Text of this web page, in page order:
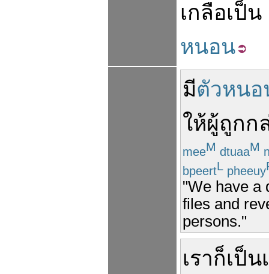
เกลือเป็น
หนอน
มีตัวหนอ
ให้ผู้ถูกก
meeM dtuaaM
bpeertL pheeuy
"We have a
files and
persons."
เราก็เป็น